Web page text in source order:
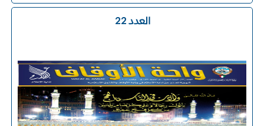
العدد 22